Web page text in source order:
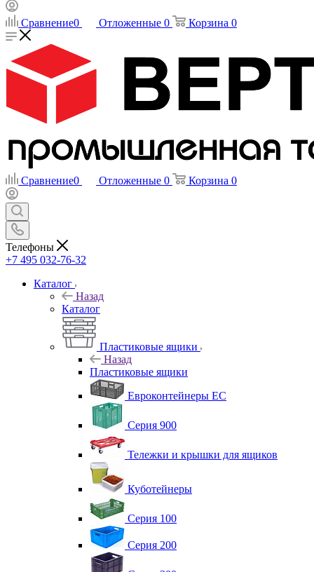
Сравнение0 Отложенные 0 Корзина 0
Сравнение0 Отложенные 0 Корзина 0
Телефоны
+7 495 032-76-32
Каталог
Назад
Каталог
Пластиковые ящики
Назад
Пластиковые ящики
Евроконтейнеры ЕС
Серия 900
Тележки и крышки для ящиков
Куботейнеры
Серия 100
Серия 200